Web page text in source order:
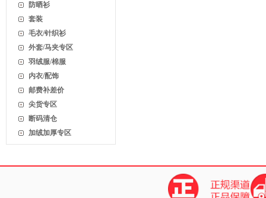
防晒衫
套装
毛衣/针织衫
外套/马夹专区
羽绒服/棉服
内衣/配饰
邮费补差价
尖货专区
断码清仓
加绒加厚专区